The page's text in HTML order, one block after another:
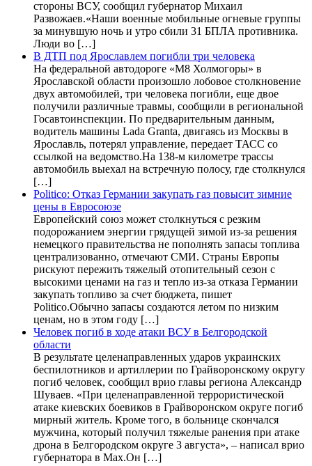
стороны ВСУ, сообщил губернатор Михаил
Развожаев.«Наши военные мобильные огневые группы
за минувшую ночь и утро сбили 31 БПЛА противника.
Люди во […]
В ДТП под Ярославлем погибли три человека
На федеральной автодороге «М8 Холмогоры» в
Ярославской области произошло лобовое столкновение
двух автомобилей, три человека погибли, еще двое
получили различные травмы, сообщили в региональной
Госавтоинспекции. По предварительным данным,
водитель машины Lada Granta, двигаясь из Москвы в
Ярославль, потерял управление, передает ТАСС со
ссылкой на ведомство.На 138-м километре трассы
автомобиль выехал на встречную полосу, где столкнулся
[…]
Politico: Отказ Германии закупать газ повысит зимние
цены в Евросоюзе
Европейский союз может столкнуться с резким
подорожанием энергии грядущей зимой из-за решения
немецкого правительства не пополнять запасы топлива
централизованно, отмечают СМИ. Страны Европы
рискуют пережить тяжелый отопительный сезон с
высокими ценами на газ и тепло из-за отказа Германии
закупать топливо за счет бюджета, пишет
Politico.Обычно запасы создаются летом по низким
ценам, но в этом году […]
Человек погиб в ходе атаки ВСУ в Белгородской
области
В результате целенаправленных ударов украинских
беспилотников и артиллерии по Грайворонскому округу
погиб человек, сообщил врио главы региона Александр
Шуваев. «При целенаправленной террористической
атаке киевских боевиков в Грайворонском округе погиб
мирный житель. Кроме того, в больнице скончался
мужчина, который получил тяжелые ранения при атаке
дрона в Белгородском округе 3 августа», – написал врио
губернатора в Max.Он […]